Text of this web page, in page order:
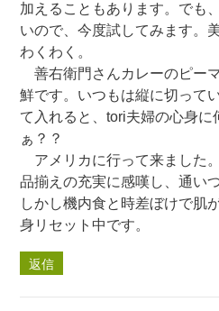
加えることもあります。でも
いので、今度試してみます。
わくわく。
善右衛門さんカレーのピー
鮮です。いつもは縦に切って
て入れると、tori夫婦の心身に
ぁ？？
アメリカに行って来ました
品揃えの充実に感嘆し、通い
しかし機内食と時差ぼけで肌
身リセット中です。
返信